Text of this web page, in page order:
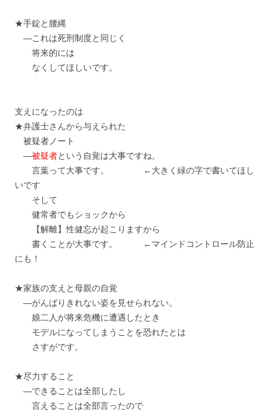
★手錠と腰縄
―これは死刑制度と同じく
将来的には
なくしてほしいです。
支えになったのは
★弁護士さんから与えられた
被疑者ノート
―被疑者という自覚は大事ですね。
言葉って大事です。 ←大きく緑の字で書いてほし
いです
そして
健常者でもショックから
【解離】性健忘が起こりますから
書くことが大事です。 ←マインドコントロール防止
にも！
★家族の支えと母親の自覚
―がんばりきれない姿を見せられない。
娘二人が将来危機に遭遇したとき
モデルになってしまうことを恐れたとは
さすがです。
★尽力すること
―できることは全部したし
言えることは全部言ったので